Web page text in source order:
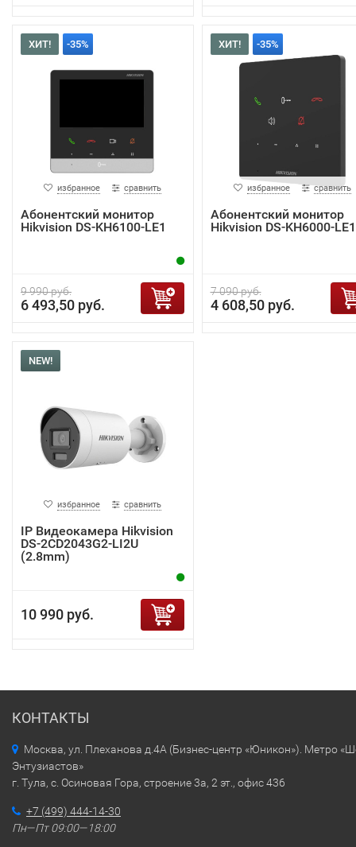
ХИТ! -35%
избранное сравнить
Абонентский монитор
Hikvision DS-KH6100-LE1
9 990 руб.
6 493,50 руб.
ХИТ! -35%
избранное сравнить
Абонентский монитор
Hikvision DS-KH6000-LE1
7 090 руб.
4 608,50 руб.
NEW!
избранное сравнить
IP Видеокамера Hikvision
DS-2CD2043G2-LI2U
(2.8mm)
10 990 руб.
КОНТАКТЫ
Москва, ул. Плеханова д.4А (Бизнес-центр «Юникон»). Метро
Энтузиастов»
г. Тула, с. Осиновая Гора, строение 3а, 2 эт., офис 436
+7 (499) 444-14-30
Пн—Пт 09:00—18:00